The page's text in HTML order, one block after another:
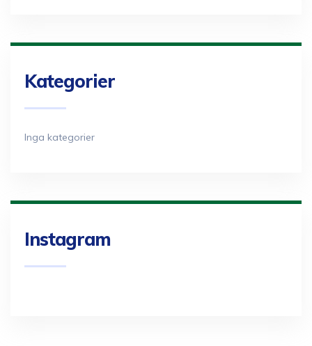
Kategorier
Inga kategorier
Instagram